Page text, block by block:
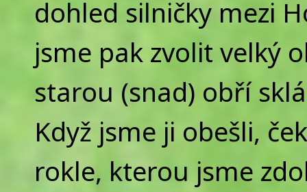
dohled silničky mezi
jsme pak zvolit velký
starou (snad) obří
Když jsme ji obešli,
rokle, kterou jsme